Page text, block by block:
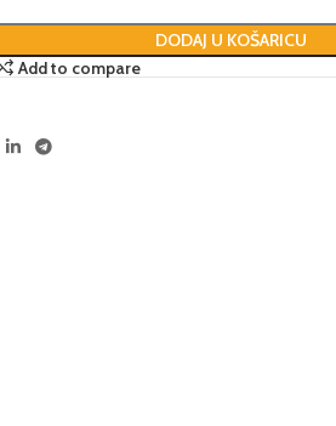
DODAJ U KOŠARICU
Add to compare